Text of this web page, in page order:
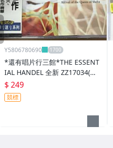
Y5806780690
*還有唱片行三館*THE ESSENT
IAL HANDEL 全新 ZZ17034(競
標)
$ 249
競標
PREV